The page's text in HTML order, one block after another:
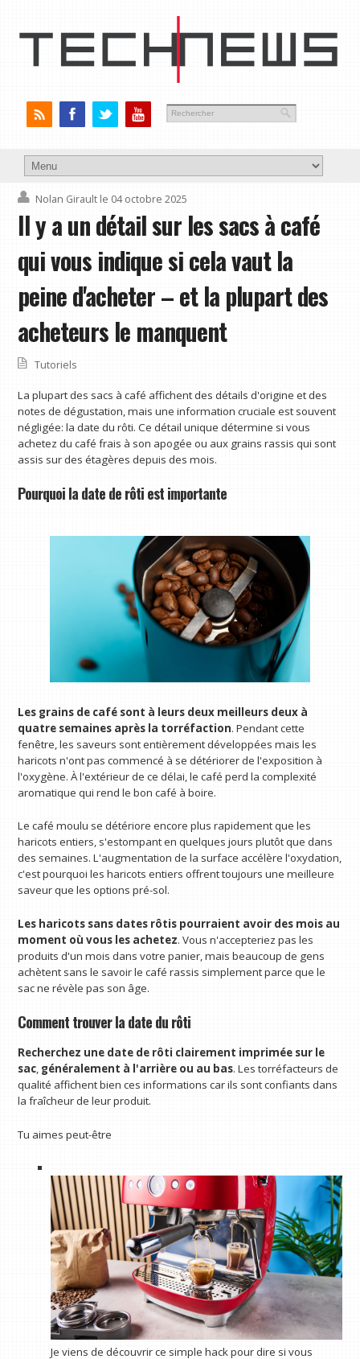
Nolan Girault le 04 octobre 2025
Il y a un détail sur les sacs à café
qui vous indique si cela vaut la
peine d'acheter – et la plupart des
acheteurs le manquent
Tutoriels
La plupart des sacs à café affichent des détails d'origine et des
notes de dégustation, mais une information cruciale est souvent
négligée: la date du rôti. Ce détail unique détermine si vous
achetez du café frais à son apogée ou aux grains rassis qui sont
assis sur des étagères depuis des mois.
Pourquoi la date de rôti est importante
Les grains de café sont à leurs deux meilleurs deux à
quatre semaines après la torréfaction. Pendant cette
fenêtre, les saveurs sont entièrement développées mais les
haricots n'ont pas commencé à se détériorer de l'exposition à
l'oxygène. À l'extérieur de ce délai, le café perd la complexité
aromatique qui rend le bon café à boire.
Le café moulu se détériore encore plus rapidement que les
haricots entiers, s'estompant en quelques jours plutôt que dans
des semaines. L'augmentation de la surface accélère l'oxydation,
c'est pourquoi les haricots entiers offrent toujours une meilleure
saveur que les options pré-sol.
Les haricots sans dates rôtis pourraient avoir des mois au
moment où vous les achetez. Vous n'accepteriez pas les
produits d'un mois dans votre panier, mais beaucoup de gens
achètent sans le savoir le café rassis simplement parce que le
sac ne révèle pas son âge.
Comment trouver la date du rôti
Recherchez une date de rôti clairement imprimée sur le
sac, généralement à l'arrière ou au bas. Les torréfacteurs de
qualité affichent bien ces informations car ils sont confiants dans
la fraîcheur de leur produit.
Tu aimes peut-être
Je viens de découvrir ce simple hack pour dire si vous